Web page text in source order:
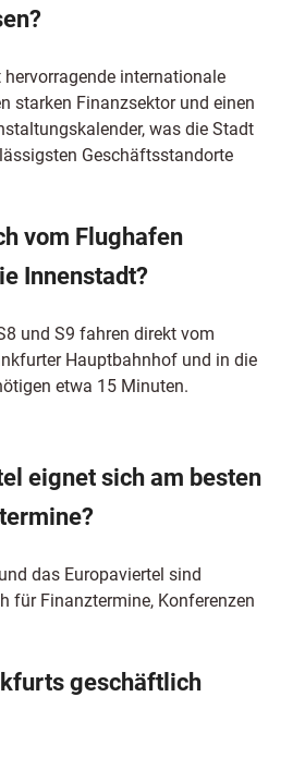
internationale
starken Finanzsektor und einen
was die Stadt
Geschäftsstandorte
vom Flughafen
Innenstadt?
und S9 fahren direkt vom
Hauptbahnhof und in die
etwa 15 Minuten.
eignet sich am besten
das Europaviertel sind
für Finanztermine, Konferenzen
geschäftlich